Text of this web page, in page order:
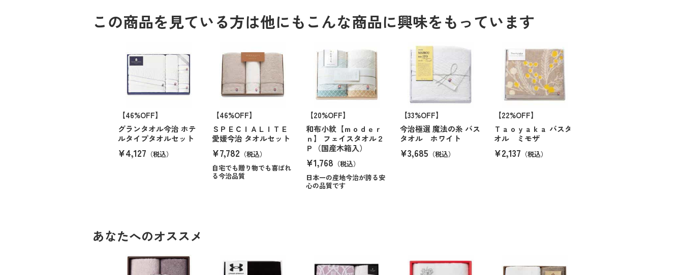
この商品を見ている方は他にもこんな商品に興味をもっています
【46%OFF】
グランタオル今治 ホテ
ルタイプタオルセット
¥4,127 （税込）
【46%OFF】
ＳＰＥＣＩＡＬＩＴＥ
愛媛今治 タオルセット
¥7,782 （税込）
自宅でも贈り物でも喜ばれ
る今治品質
【20%OFF】
和布小紋【ｍｏｄｅｒ
ｎ】 フェイスタオル２
Ｐ（国産木箱入）
¥1,768 （税込）
日本一の産地今治が誇る安
心の品質です
【33%OFF】
今治極選 魔法の糸 バス
タオル ホワイト
¥3,685 （税込）
【22%OFF】
Ｔａｏｙａｋａ バスタ
オル ミモザ
¥2,137 （税込）
あなたへのオススメ